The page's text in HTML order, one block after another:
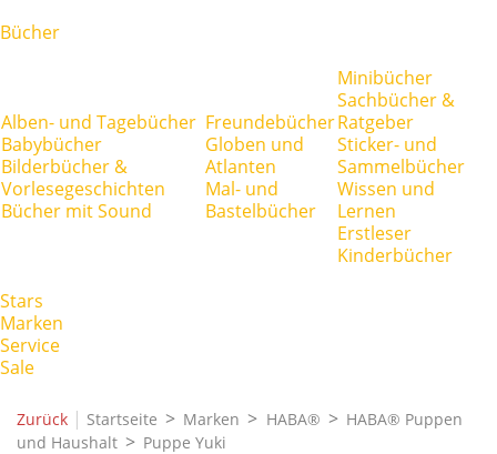
Bücher
Alben- und Tagebücher
Babybücher
Bilderbücher &
Vorlesegeschichten
Bücher mit Sound
Freundebücher
Globen und
Atlanten
Mal- und
Bastelbücher
Minibücher
Sachbücher &
Ratgeber
Sticker- und
Sammelbücher
Wissen und
Lernen
Erstleser
Kinderbücher
Stars
Marken
Service
Sale
Zurück | Startseite Marken HABA®
HABA® Puppen
und Haushalt
Puppe Yuki